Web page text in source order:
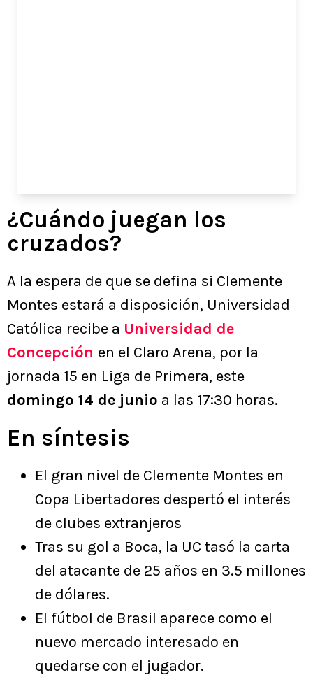
¿Cuándo juegan los
cruzados?
A la espera de que se defina si Clemente
Montes estará a disposición, Universidad
Católica recibe a Universidad de
Concepción en el Claro Arena, por la
jornada 15 en Liga de Primera, este
domingo 14 de junio a las 17:30 horas.
En síntesis
El gran nivel de Clemente Montes en
Copa Libertadores despertó el interés
de clubes extranjeros
Tras su gol a Boca, la UC tasó la carta
del atacante de 25 años en 3.5 millones
de dólares.
El fútbol de Brasil aparece como el
nuevo mercado interesado en
quedarse con el jugador.